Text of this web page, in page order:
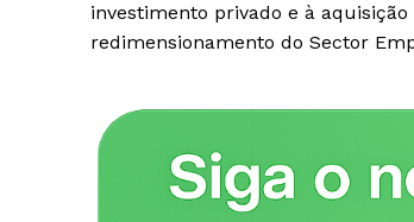
investimento privado e à
redimensionamento do Sector